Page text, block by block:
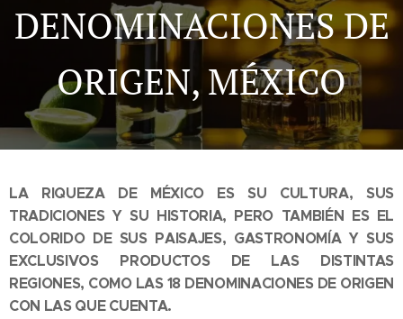
DENOMINACIONES DE
ORIGEN, MÉXICO
LA RIQUEZA DE MÉXICO ES SU CULTURA, SUS
TRADICIONES Y SU HISTORIA, PERO TAMBIÉN ES EL
COLORIDO DE SUS PAISAJES, GASTRONOMÍA Y SUS
EXCLUSIVOS PRODUCTOS DE LAS DISTINTAS
REGIONES, COMO LAS 18 DENOMINACIONES DE ORIGEN
CON LAS QUE CUENTA.